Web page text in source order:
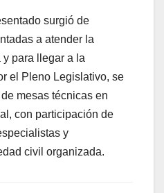
surgió de
a atender la
para llegar a la
el Pleno Legislativo, se
mesas técnicas en
con participación de
y
civil organizada.